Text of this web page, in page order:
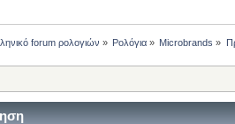
forum ρολογιών » Ρολόγια » Microbrands »